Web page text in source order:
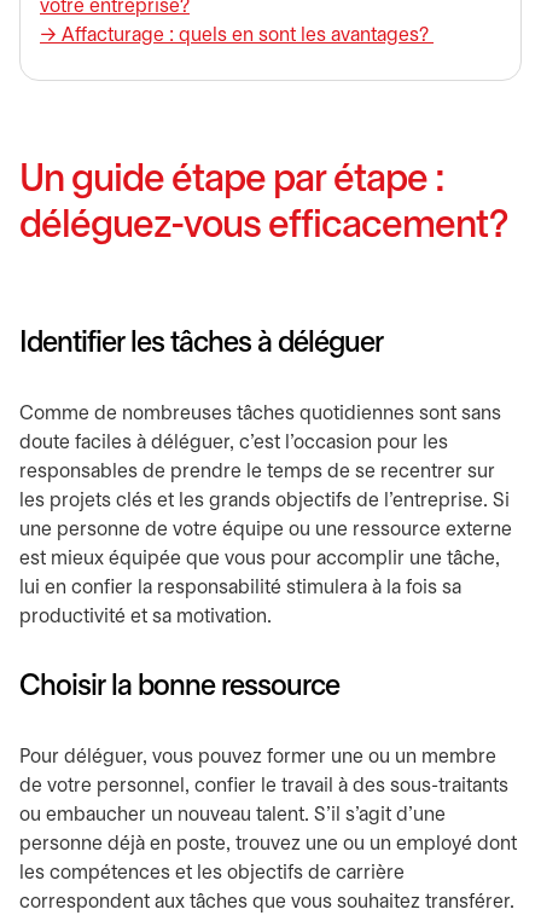
votre entreprise?
→ Affacturage : quels en sont les avantages?
Un guide étape par étape :
déléguez-vous efficacement?
Identifier les tâches à déléguer
Comme de nombreuses tâches quotidiennes sont sans
doute faciles à déléguer, c’est l’occasion pour les
responsables de prendre le temps de se recentrer sur
les projets clés et les grands objectifs de l’entreprise. Si
une personne de votre équipe ou une ressource externe
est mieux équipée que vous pour accomplir une tâche,
lui en confier la responsabilité stimulera à la fois sa
productivité et sa motivation.
Choisir la bonne ressource
Pour déléguer, vous pouvez former une ou un membre
de votre personnel, confier le travail à des sous-traitants
ou embaucher un nouveau talent. S’il s’agit d’une
personne déjà en poste, trouvez une ou un employé dont
les compétences et les objectifs de carrière
correspondent aux tâches que vous souhaitez transférer.